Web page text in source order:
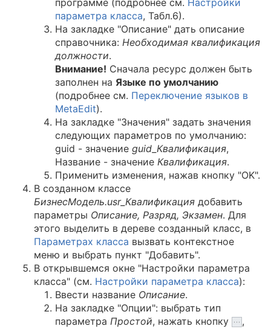
параметра класса, Табл.6).
На закладке "Описание" дать описание
справочника: Необходимая квалификация
должности.
Внимание! Сначала ресурс должен быть
заполнен на Языке по умолчанию
(подробнее см. Переключение языков в
MetaEdit).
На закладке "Значения" задать значения
следующих параметров по умолчанию:
guid - значение guid_Квалификация,
Название - значение Квалификация.
Применить изменения, нажав кнопку "OK".
В созданном классе
БизнесМодель.usr_Квалификация добавить
параметры Описание, Разряд, Экзамен. Для
этого выделить в дереве созданный класс, в
Параметрах класса вызвать контекстное
меню и выбрать пункт "Добавить".
В открывшемся окне "Настройки параметра
класса" (см. Hастройки параметра класса):
Ввести название Описание.
На закладке "Опции": выбрать тип
параметра Простой, нажать кнопку
,